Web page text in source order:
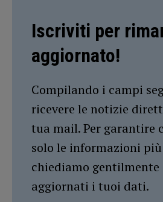
Iscriviti per
aggiornato!
Compilando i campi
ricevere le notizie
tua mail. Per garantire
solo le informazioni
chiediamo gentilmente
aggiornati i tuoi dati.